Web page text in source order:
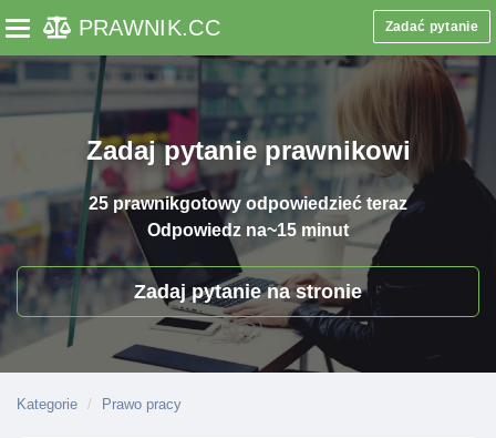
Toggle navigation
PRAWNIK.CC Zadać pytanie
Zadaj pytanie prawnikowi
25 prawnikgotowy odpowiedzieć teraz
Odpowiedz na~15 minut
Zadaj pytanie na stronie
Kategorie Prawo pracy